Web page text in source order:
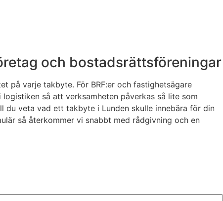
och bostadsrättsföreningar
på varje takbyte. För BRF:er och fastighetsägare
så att verksamheten påverkas så lite som
du veta vad ett takbyte i Lunden skulle innebära för din
så återkommer vi snabbt med rådgivning och en